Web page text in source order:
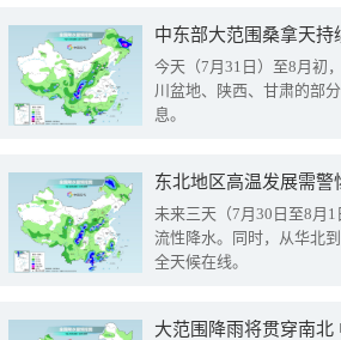
中东部大范围桑拿天
今天（7月31日）至8月初
川盆地、陕西、甘肃的部
息。
东北地区高温发展需
未来三天（7月30日至8月
流性降水。同时，从华北
全天候在线。
大范围降雨将贯穿南